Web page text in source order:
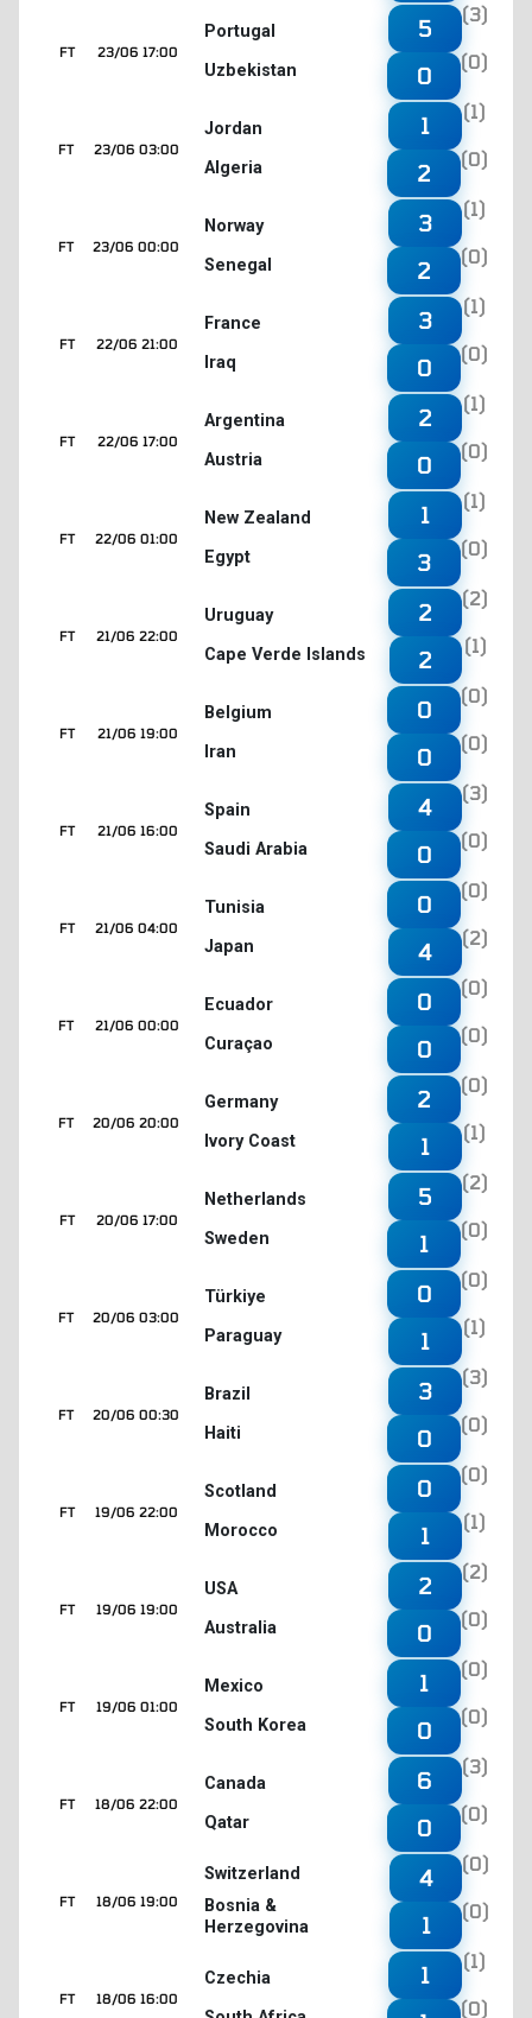
23/06 17:00
FT
Portugal
Uzbekistan
5
(3)
0
(0)
23/06 03:00
FT
Jordan
Algeria
1
(1)
2
(0)
23/06 00:00
FT
Norway
Senegal
3
(1)
2
(0)
22/06 21:00
FT
France
Iraq
3
(1)
0
(0)
22/06 17:00
FT
Argentina
Austria
2
(1)
0
(0)
22/06 01:00
FT
New Zealand
Egypt
1
(1)
3
(0)
21/06 22:00
FT
Uruguay
Cape Verde Islands
2
(2)
2
(1)
21/06 19:00
FT
Belgium
Iran
0
(0)
0
(0)
21/06 16:00
FT
Spain
Saudi Arabia
4
(3)
0
(0)
21/06 04:00
FT
Tunisia
Japan
0
(0)
4
(2)
21/06 00:00
FT
Ecuador
Curaçao
0
(0)
0
(0)
20/06 20:00
FT
Germany
Ivory Coast
2
(0)
1
(1)
20/06 17:00
FT
Netherlands
Sweden
5
(2)
1
(0)
20/06 03:00
FT
Türkiye
Paraguay
0
(0)
1
(1)
20/06 00:30
FT
Brazil
Haiti
3
(3)
0
(0)
19/06 22:00
FT
Scotland
Morocco
0
(0)
1
(1)
19/06 19:00
FT
USA
Australia
2
(2)
0
(0)
19/06 01:00
FT
Mexico
South Korea
1
(0)
0
(0)
18/06 22:00
FT
Canada
Qatar
6
(3)
0
(0)
18/06 19:00
FT
Switzerland
Bosnia &
Herzegovina
4
(0)
1
(0)
18/06 16:00
FT
Czechia
1
(1)
(0)